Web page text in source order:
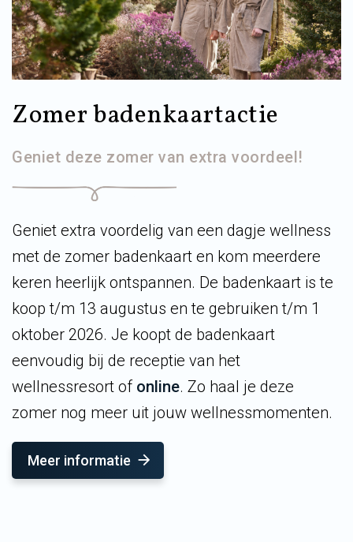
Zomer badenkaartactie
Geniet deze zomer van extra voordeel!
Geniet extra voordelig van een dagje wellness
met de zomer badenkaart en kom meerdere
keren heerlijk ontspannen. De badenkaart is te
koop t/m 13 augustus en te gebruiken t/m 1
oktober 2026. Je koopt de badenkaart
eenvoudig bij de receptie van het
wellnessresort of online. Zo haal je deze
zomer nog meer uit jouw wellnessmomenten.
Meer informatie